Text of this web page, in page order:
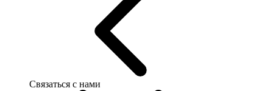
Связаться с нами